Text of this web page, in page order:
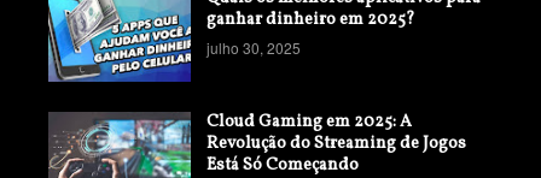
ganhar dinheiro em 2025?
julho 30, 2025
Cloud Gaming em 2025: A
Revolução do Streaming de Jogos
Está Só Começando